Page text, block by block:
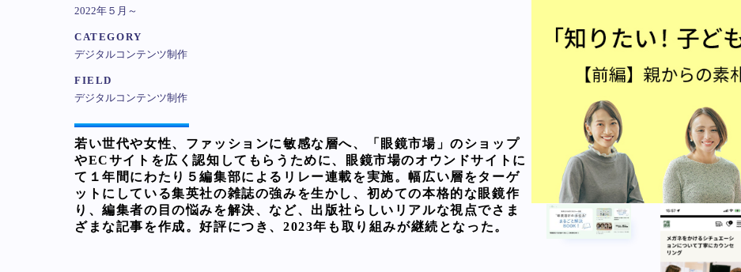
2022年５月～
CATEGORY
デジタルコンテンツ制作
FIELD
デジタルコンテンツ制作
若い世代や女性、ファッションに敏感な層へ、「眼鏡市場」のショップ
やECサイトを広く認知してもらうために、眼鏡市場のオウンドサイトに
て１年間にわたり５編集部によるリレー連載を実施。幅広い層をターゲ
ットにしている集英社の雑誌の強みを生かし、初めての本格的な眼鏡作
り、編集者の目の悩みを解決、など、出版社らしいリアルな視点でさま
ざまな記事を作成。好評につき、2023年も取り組みが継続となった。